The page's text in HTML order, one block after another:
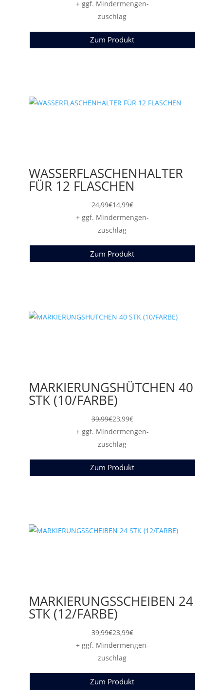
+ ggf. Mindermengen-
zuschlag
Zum Produkt
WASSERFLASCHENHALTER
FÜR 12 FLASCHEN
24,99€14,99€
+ ggf. Mindermengen-
zuschlag
Zum Produkt
MARKIERUNGSHÜTCHEN 40
STK (10/FARBE)
39,99€23,99€
+ ggf. Mindermengen-
zuschlag
Zum Produkt
MARKIERUNGSSCHEIBEN 24
STK (12/FARBE)
39,99€23,99€
+ ggf. Mindermengen-
zuschlag
Zum Produkt